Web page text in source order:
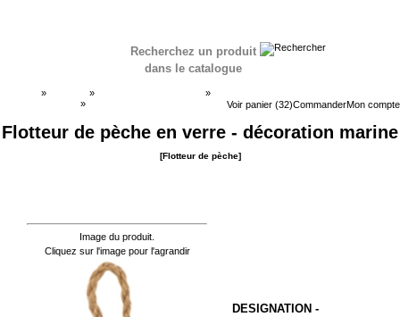
Recherchez un produit
dans le catalogue
Voir panier (32)CommanderMon compte
» »
»
»
Flotteur de pèche en verre - décoration marine
[Flotteur de pèche]
Image du produit.
Cliquez sur l'image pour l'agrandir
DESIGNATION -